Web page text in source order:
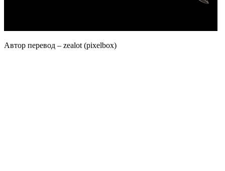
Автор перевод – zealot (pixelbox)